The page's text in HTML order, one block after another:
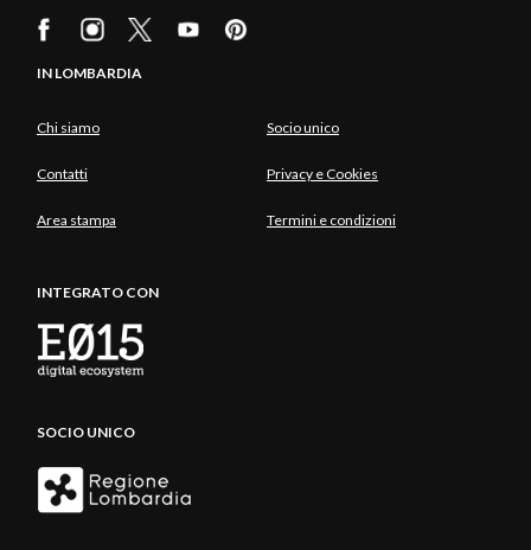
IN LOMBARDIA
Chi siamo Socio unico
Contatti Privacy e Cookies
Area stampa Termini e condizioni
INTEGRATO CON
SOCIO UNICO